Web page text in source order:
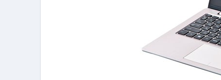
【2023年最新】金融ブラック
個人事業主は銀行から融資を受
【誰でも出来る】3万円が10％
【即金】3時間で5万円稼ぐ